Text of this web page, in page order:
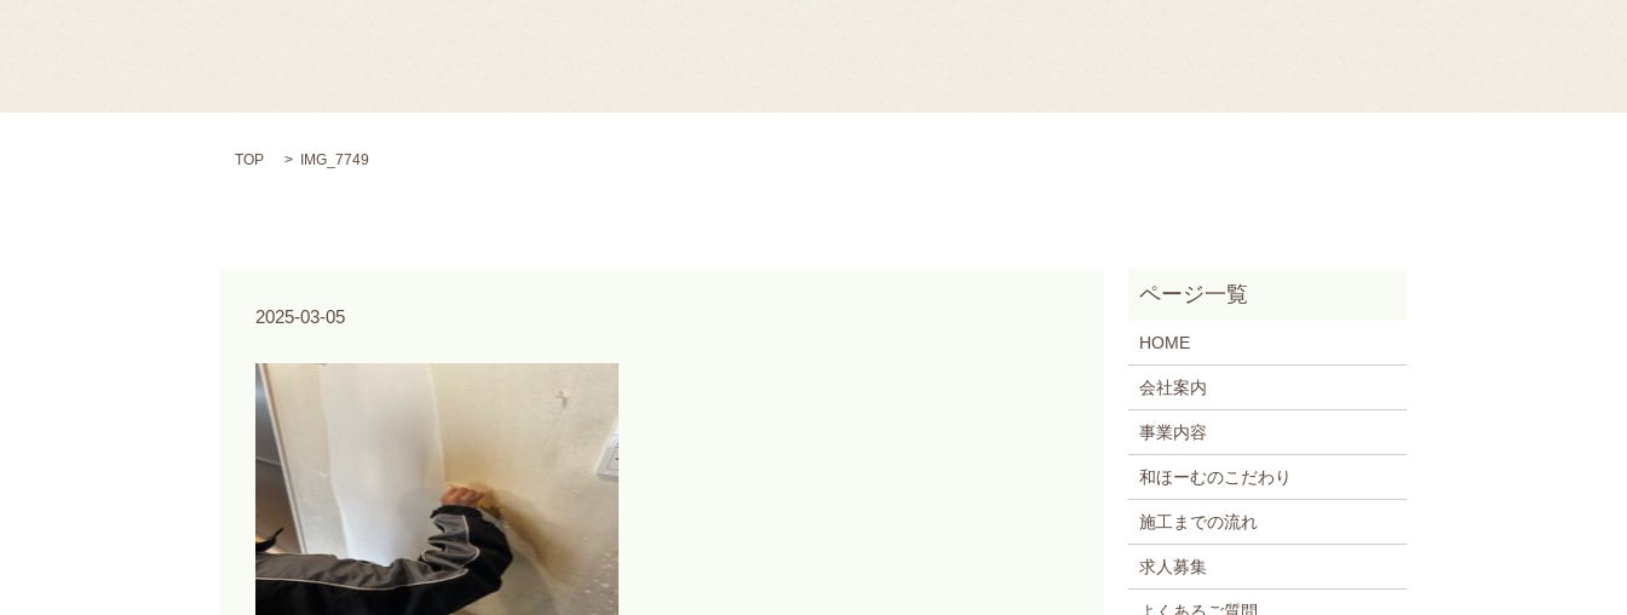
TOP IMG_7749
2025-03-05
HOME
会社案内
事業内容
和ほーむのこだわり
施工までの流れ
求人募集
よくあるご質問